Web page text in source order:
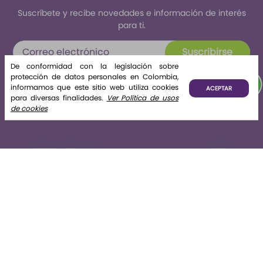
Suscríbete y recibe novedades e información de interés
para ti.
Suscribirse
Al enviar tus datos declaras haber leído y aceptado el
tratamiento de datos personales
Nosotros
+
De conformidad con la legislación sobre
protección de datos personales en Colombia,
informamos que este sitio web utiliza cookies
para diversas finalidades. Ver Política de usos
de cookies
ACEPTAR